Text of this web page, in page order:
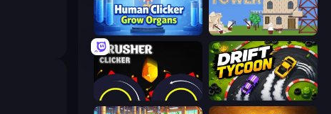
Human Clicker: Grow Organs Babel Tower
Crusher Clicker Drift Tycoon